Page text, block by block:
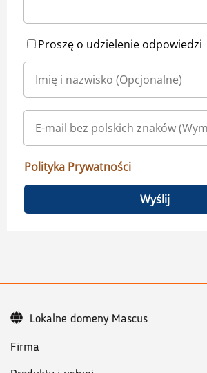
Proszę o udzielenie odpowiedzi
Polityka Prywatności
Wyślij
Firma
Lokalne domeny Mascus